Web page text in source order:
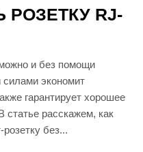
RJ-
и без помощи
экономит
гарантирует хорошее
статье расскажем, как
без...